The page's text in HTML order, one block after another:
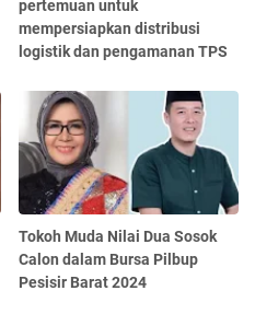
pertemuan untuk
mempersiapkan distribusi
logistik dan pengamanan TPS
Tokoh Muda Nilai Dua Sosok
Calon dalam Bursa Pilbup
Pesisir Barat 2024